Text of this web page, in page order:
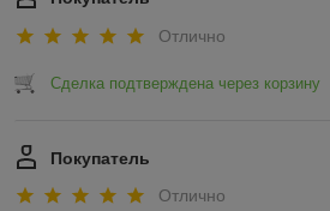
Отлично
Сделка подтверждена через корзину
Покупатель
Отлично